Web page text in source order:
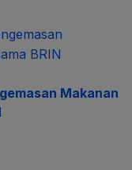
Makanan